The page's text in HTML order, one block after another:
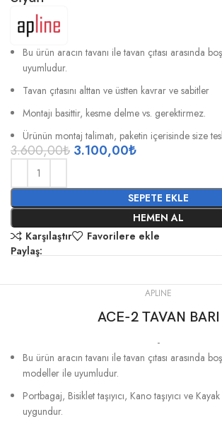
Bu ürün aracın tavanı ile tavan çıtası arasında
uyumludur.
Tavan çıtasını alttan ve üstten kavrar ve sabitler
Montajı basittir, kesme delme vs. gerektirmez.
Ürünün montaj talimatı, paketin içerisinde size
3.600,00₺ 3.100,00₺
SEPETE EKLE
HEMEN AL
Karşılaştır
Favorilere ekle
Paylaş:
APLINE
ACE-2 TAVAN BARI
-
Bu ürün aracın tavanı ile tavan çıtası arasında
modeller ile uyumludur.
Portbagaj, Bisiklet taşıyıcı, Kano taşıyıcı ve Kayak
uygundur.